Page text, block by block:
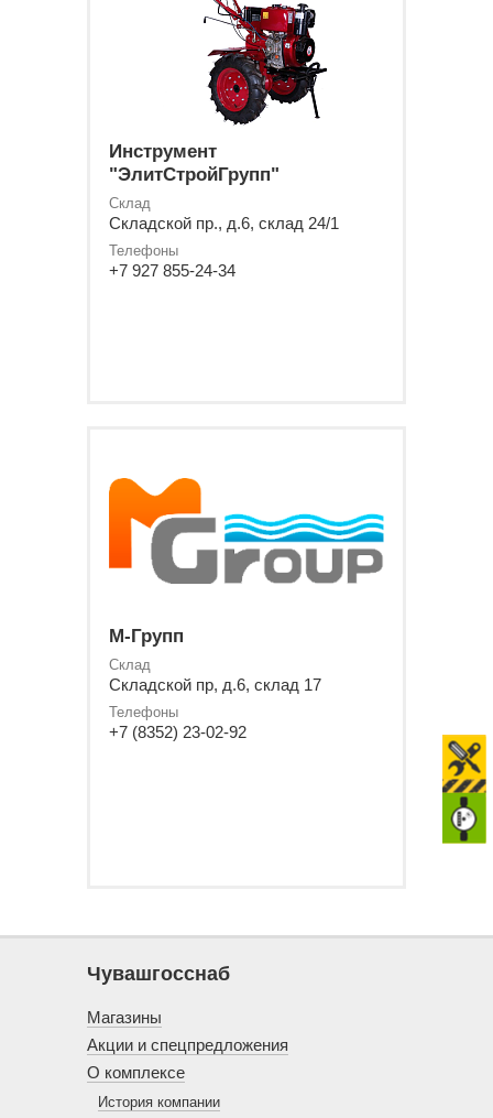
Инструмент
"ЭлитСтройГрупп"
Склад
Складской пр., д.6, склад 24/1
Телефоны
+7 927 855-24-34
М-Групп
Склад
Складской пр, д.6, склад 17
Телефоны
+7 (8352) 23-02-92
Чувашгосснаб
Магазины
Акции и спецпредложения
О комплексе
История компании